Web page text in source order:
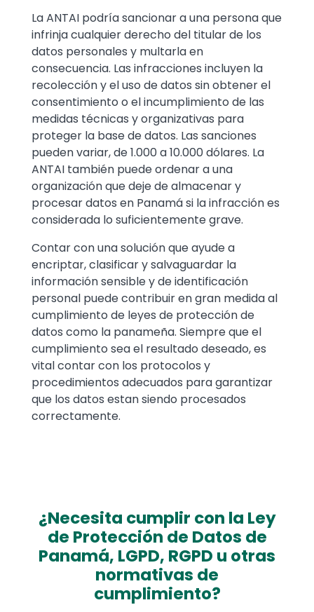
Text
La ANTAI podría sancionar a una persona que
infrinja cualquier derecho del titular de los
datos personales y multarla en
consecuencia. Las infracciones incluyen la
recolección y el uso de datos sin obtener el
consentimiento o el incumplimiento de las
medidas técnicas y organizativas para
proteger la base de datos. Las sanciones
pueden variar, de 1.000 a 10.000 dólares. La
ANTAI también puede ordenar a una
organización que deje de almacenar y
procesar datos en Panamá si la infracción es
considerada lo suficientemente grave.
Contar con una solución que ayude a
encriptar, clasificar y salvaguardar la
información sensible y de identificación
personal puede contribuir en gran medida al
cumplimiento de leyes de protección de
datos como la panameña. Siempre que el
cumplimiento sea el resultado deseado, es
vital contar con los protocolos y
procedimientos adecuados para garantizar
que los datos estan siendo procesados
correctamente.
¿Necesita cumplir con la Ley
de Protección de Datos de
Panamá, LGPD, RGPD u otras
normativas de
cumplimiento?